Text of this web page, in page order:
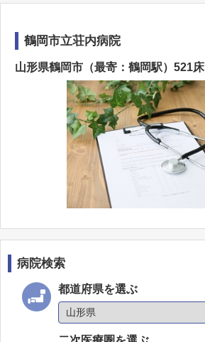
鶴岡市立荘内病院
山形県鶴岡市（最寄：鶴岡駅）521床
病院検索
都道府県を選ぶ